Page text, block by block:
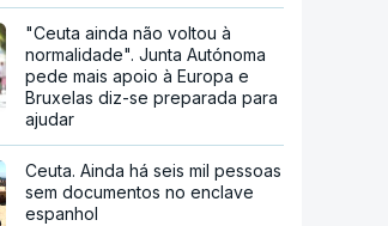
"Ceuta ainda não voltou à
normalidade". Junta Autónoma
pede mais apoio à Europa e
Bruxelas diz-se preparada para
ajudar
Ceuta. Ainda há seis mil pessoas
sem documentos no enclave
espanhol